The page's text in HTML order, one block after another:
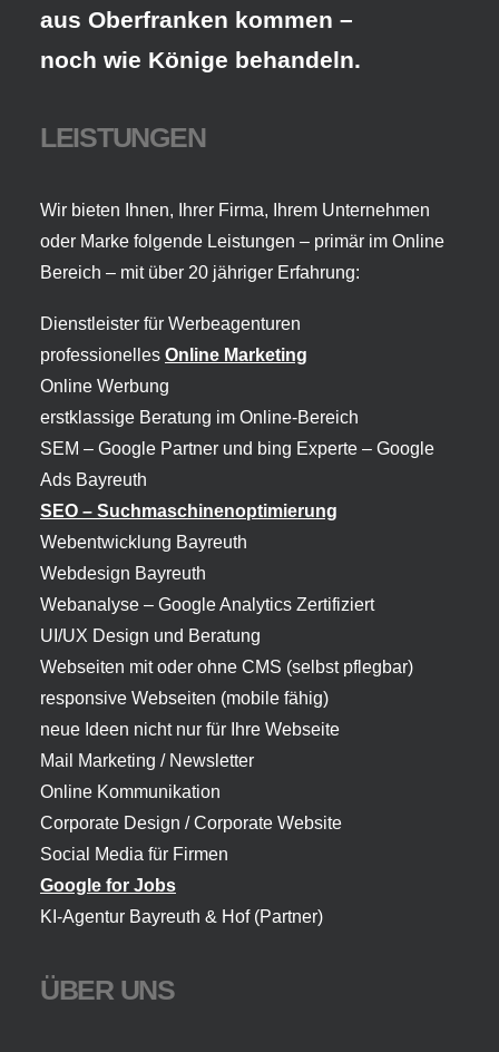
aus Oberfranken kommen –
noch wie Könige behandeln.
LEISTUNGEN
Wir bieten Ihnen, Ihrer Firma, Ihrem Unternehmen
oder Marke folgende Leistungen – primär im Online
Bereich – mit über 20 jähriger Erfahrung:
Dienstleister für Werbeagenturen
professionelles Online Marketing
Online Werbung
erstklassige Beratung im Online-Bereich
SEM – Google Partner und bing Experte – Google
Ads Bayreuth
SEO – Suchmaschinenoptimierung
Webentwicklung Bayreuth
Webdesign Bayreuth
Webanalyse – Google Analytics Zertifiziert
UI/UX Design und Beratung
Webseiten mit oder ohne CMS (selbst pflegbar)
responsive Webseiten (mobile fähig)
neue Ideen nicht nur für Ihre Webseite
Mail Marketing / Newsletter
Online Kommunikation
Corporate Design / Corporate Website
Social Media für Firmen
Google for Jobs
KI-Agentur Bayreuth & Hof (Partner)
ÜBER UNS